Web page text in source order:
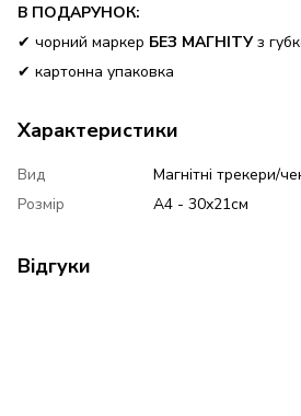
В ПОДАРУНОК:
✔ чорний маркер БЕЗ МАГНІТУз
✔ картонна упаковка
Характеристики
Вид
Магнітні трекери/
Розмір
А4 - 30х21см
Відгуки